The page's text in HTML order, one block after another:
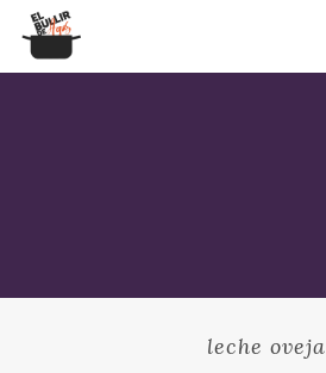
leche oveja